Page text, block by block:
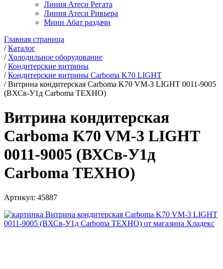
Линия Атеси Регата
Линия Атеси Ривьера
Мини Абат раздачи
Главная страница
/Каталог
/ Холодильное оборудование
/Кондитерские витрины
/Кондитерские витрины Carboma K70 LIGHT
/Витрина кондитерская Carboma K70 VM-3 LIGHT 0011-9005
(ВХСв-У1д Carboma ТЕХНО)
Витрина кондитерская
Carboma K70 VM-3 LIGHT
0011-9005 (ВХСв-У1д
Carboma ТЕХНО)
Артикул: 45887